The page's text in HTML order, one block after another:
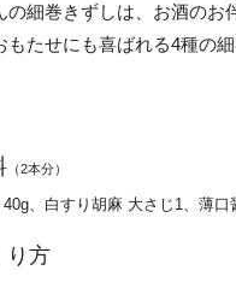
の細巻きずしは、お酒のお
もたせにも喜ばれる4種の
（2本分）
、白すり胡麻 大さじ1、薄口
り方